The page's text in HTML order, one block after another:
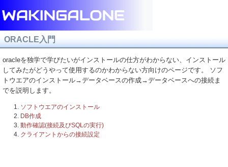
ORACLE入門
oracleを独学で学びたいがインストールの仕方がわからない、インストール
してみたがどうやって使用するのかわからない方向けのページです。 ソフ
トウエアのインストール→データベースの作成→データベースへの接続ま
でを説明します。
ソフトウエアのインストール
DB作成
動作確認(接続及びSQLの実行)
クライアントからの接続設定